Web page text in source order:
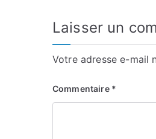
Laisser un
Votre adresse e-mail
Commentaire *